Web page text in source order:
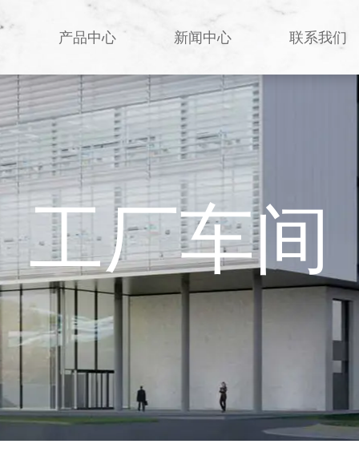
产品中心 新闻中心 联系我们
工厂车间